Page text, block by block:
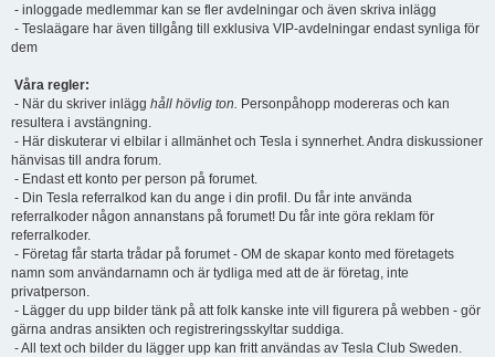
- inloggade medlemmar kan se fler avdelningar och även skriva inlägg
- Teslaägare har även tillgång till exklusiva VIP-avdelningar endast synliga för
dem
Våra regler:
- När du skriver inlägg håll hövlig ton. Personpåhopp modereras och kan
resultera i avstängning.
- Här diskuterar vi elbilar i allmänhet och Tesla i synnerhet. Andra diskussioner
hänvisas till andra forum.
- Endast ett konto per person på forumet.
- Din Tesla referralkod kan du ange i din profil. Du får inte använda
referralkoder någon annanstans på forumet! Du får inte göra reklam för
referralkoder.
- Företag får starta trådar på forumet - OM de skapar konto med företagets
namn som användarnamn och är tydliga med att de är företag, inte
privatperson.
- Lägger du upp bilder tänk på att folk kanske inte vill figurera på webben - gör
gärna andras ansikten och registreringsskyltar suddiga.
- All text och bilder du lägger upp kan fritt användas av Tesla Club Sweden.